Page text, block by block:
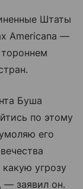
Штаты
Americana —
Буша
по этому
его
угрозу
— заявил он.